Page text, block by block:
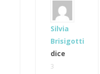
Silvia
Brisigotti
dice
3